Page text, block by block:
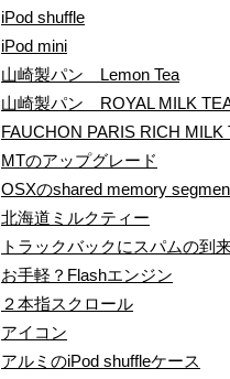
iPod shuffle
iPod mini
山崎製パン Lemon Tea
山崎製パン ROYAL MILK
FAUCHON PARIS RICH MILK
MTのアップグレード
OSXのshared memory
北海道ミルクティー
トラックバックにスパムの到
お手軽？Flashエンジン
２本指スクロール
アイコン
アルミのiPod shuffleケース